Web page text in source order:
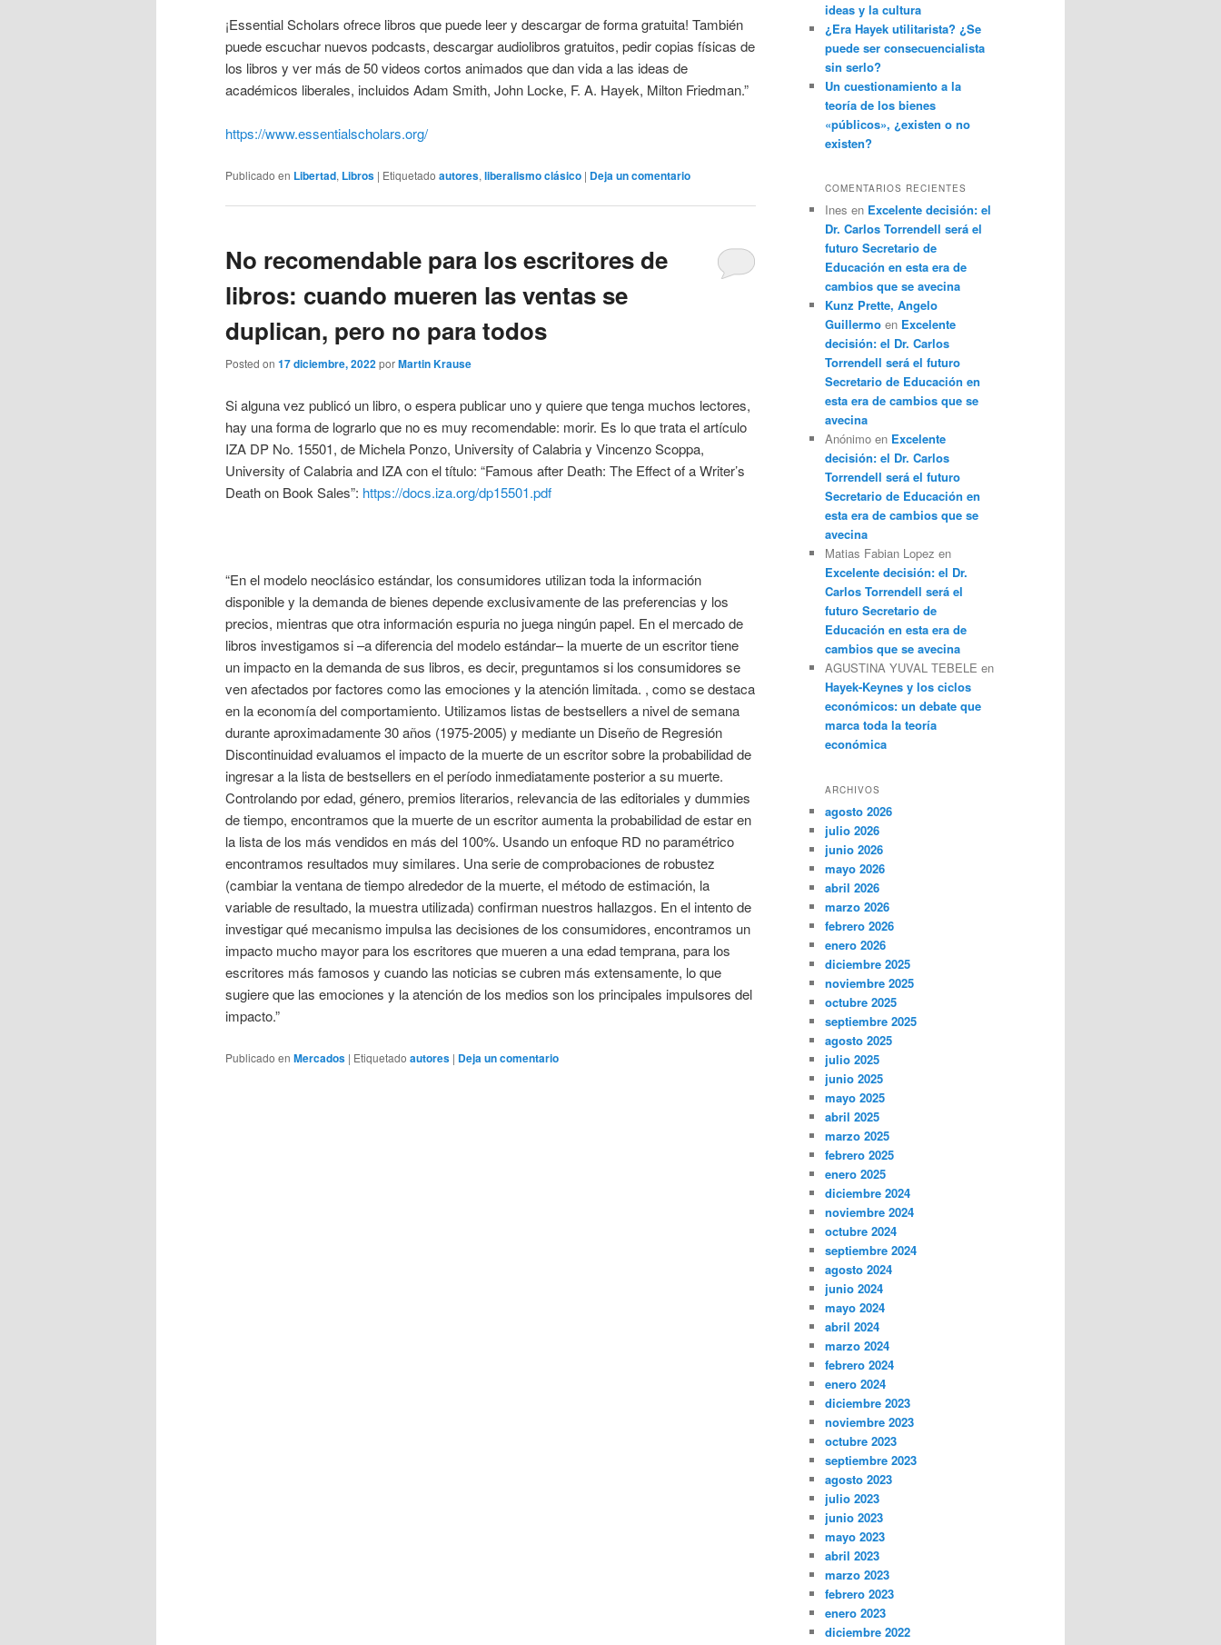
¡Essential Scholars ofrece libros que puede leer y descargar de forma gratuita! También
puede escuchar nuevos podcasts, descargar audiolibros gratuitos, pedir copias físicas de
los libros y ver más de 50 videos cortos animados que dan vida a las ideas de
académicos liberales, incluidos Adam Smith, John Locke, F. A. Hayek, Milton Friedman.”
https://www.essentialscholars.org/
Publicado en Libertad, Libros | Etiquetado autores, liberalismo clásico | Deja un comentario
No recomendable para los escritores de
libros: cuando mueren las ventas se
duplican, pero no para todos
Posted on 17 diciembre, 2022porMartin Krause
Si alguna vez publicó un libro, o espera publicar uno y quiere que tenga muchos lectores,
hay una forma de lograrlo que no es muy recomendable: morir. Es lo que trata el artículo
IZA DP No. 15501, de Michela Ponzo, University of Calabria y Vincenzo Scoppa,
University of Calabria and IZA con el título: “Famous after Death: The Effect of a Writer’s
Death on Book Sales”: https://docs.iza.org/dp15501.pdf
“En el modelo neoclásico estándar, los consumidores utilizan toda la información
disponible y la demanda de bienes depende exclusivamente de las preferencias y los
precios, mientras que otra información espuria no juega ningún papel. En el mercado de
libros investigamos si –a diferencia del modelo estándar– la muerte de un escritor tiene
un impacto en la demanda de sus libros, es decir, preguntamos si los consumidores se
ven afectados por factores como las emociones y la atención limitada. , como se destaca
en la economía del comportamiento. Utilizamos listas de bestsellers a nivel de semana
durante aproximadamente 30 años (1975-2005) y mediante un Diseño de Regresión
Discontinuidad evaluamos el impacto de la muerte de un escritor sobre la probabilidad de
ingresar a la lista de bestsellers en el período inmediatamente posterior a su muerte.
Controlando por edad, género, premios literarios, relevancia de las editoriales y dummies
de tiempo, encontramos que la muerte de un escritor aumenta la probabilidad de estar en
la lista de los más vendidos en más del 100%. Usando un enfoque RD no paramétrico
encontramos resultados muy similares. Una serie de comprobaciones de robustez
(cambiar la ventana de tiempo alrededor de la muerte, el método de estimación, la
variable de resultado, la muestra utilizada) confirman nuestros hallazgos. En el intento de
investigar qué mecanismo impulsa las decisiones de los consumidores, encontramos un
impacto mucho mayor para los escritores que mueren a una edad temprana, para los
escritores más famosos y cuando las noticias se cubren más extensamente, lo que
sugiere que las emociones y la atención de los medios son los principales impulsores del
impacto.”
Publicado en Mercados | Etiquetado autores | Deja un comentario
ideas y la cultura
¿Era Hayek utilitarista? ¿Se
puede ser consecuencialista
sin serlo?
Un cuestionamiento a la
teoría de los bienes
«públicos», ¿existen o no
existen?
COMENTARIOS RECIENTES
Ines en Excelente decisión: el
Dr. Carlos Torrendell será el
futuro Secretario de
Educación en esta era de
cambios que se avecina
Kunz Prette, Angelo
Guillermo en Excelente
decisión: el Dr. Carlos
Torrendell será el futuro
Secretario de Educación en
esta era de cambios que se
avecina
Anónimo en Excelente
decisión: el Dr. Carlos
Torrendell será el futuro
Secretario de Educación en
esta era de cambios que se
avecina
Matias Fabian Lopez en
Excelente decisión: el Dr.
Carlos Torrendell será el
futuro Secretario de
Educación en esta era de
cambios que se avecina
AGUSTINA YUVAL TEBELE en
Hayek-Keynes y los ciclos
económicos: un debate que
marca toda la teoría
económica
ARCHIVOS
agosto 2026
julio 2026
junio 2026
mayo 2026
abril 2026
marzo 2026
febrero 2026
enero 2026
diciembre 2025
noviembre 2025
octubre 2025
septiembre 2025
agosto 2025
julio 2025
junio 2025
mayo 2025
abril 2025
marzo 2025
febrero 2025
enero 2025
diciembre 2024
noviembre 2024
octubre 2024
septiembre 2024
agosto 2024
junio 2024
mayo 2024
abril 2024
marzo 2024
febrero 2024
enero 2024
diciembre 2023
noviembre 2023
octubre 2023
septiembre 2023
agosto 2023
julio 2023
junio 2023
mayo 2023
abril 2023
marzo 2023
febrero 2023
enero 2023
diciembre 2022